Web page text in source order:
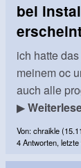
bei
ich hatte
meinem oc
auch alle
▶
Von: chraikle
4 Antworten,